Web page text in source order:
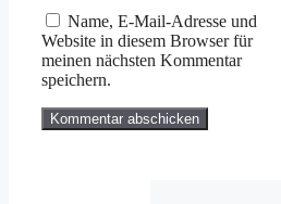
Name, E-Mail-Adresse und
Website in diesem Browser für
meinen nächsten Kommentar
speichern.